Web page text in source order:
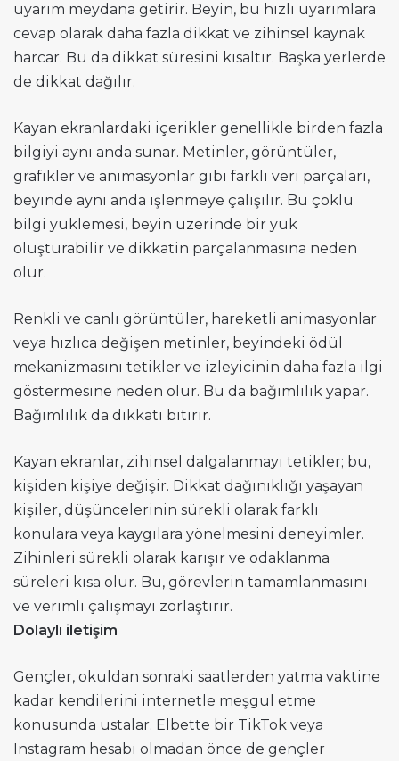
uyarım meydana getirir. Beyin, bu hızlı uyarımlara
cevap olarak daha fazla dikkat ve zihinsel kaynak
harcar. Bu da dikkat süresini kısaltır. Başka yerlerde
de dikkat dağılır.
Kayan ekranlardaki içerikler genellikle birden fazla
bilgiyi aynı anda sunar. Metinler, görüntüler,
grafikler ve animasyonlar gibi farklı veri parçaları,
beyinde aynı anda işlenmeye çalışılır. Bu çoklu
bilgi yüklemesi, beyin üzerinde bir yük
oluşturabilir ve dikkatin parçalanmasına neden
olur.
Renkli ve canlı görüntüler, hareketli animasyonlar
veya hızlıca değişen metinler, beyindeki ödül
mekanizmasını tetikler ve izleyicinin daha fazla ilgi
göstermesine neden olur. Bu da bağımlılık yapar.
Bağımlılık da dikkati bitirir.
Kayan ekranlar, zihinsel dalgalanmayı tetikler; bu,
kişiden kişiye değişir. Dikkat dağınıklığı yaşayan
kişiler, düşüncelerinin sürekli olarak farklı
konulara veya kaygılara yönelmesini deneyimler.
Zihinleri sürekli olarak karışır ve odaklanma
süreleri kısa olur. Bu, görevlerin tamamlanmasını
ve verimli çalışmayı zorlaştırır.
Dolaylı iletişim
Gençler, okuldan sonraki saatlerden yatma vaktine
kadar kendilerini internetle meşgul etme
konusunda ustalar. Elbette bir TikTok veya
Instagram hesabı olmadan önce de gençler